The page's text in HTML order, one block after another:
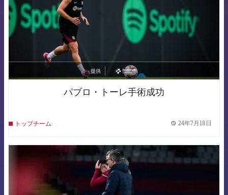
提供
asistencia
パブロ・トーレ手術成功
トップチーム 24年7月18日
FCB Barcelona badge